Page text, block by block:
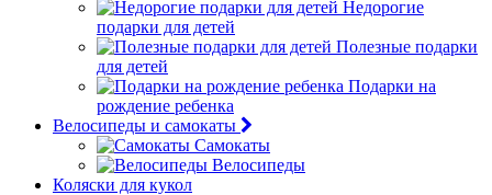
Недорогие
подарки для детей
Полезные подарки
для детей
Подарки на
рождение ребенка
Велосипеды и самокаты
Самокаты
Велосипеды
Коляски для кукол